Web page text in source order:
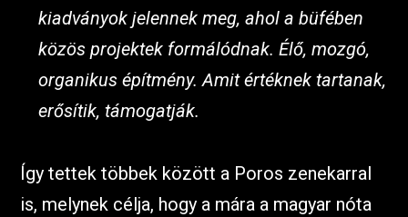
kiadványok jelennek meg, ahol a büfében
közös projektek formálódnak. Élő, mozgó,
organikus építmény. Amit értéknek tartanak,
erősítik, támogatják.
Így tettek többek között a Poros zenekarral
is, melynek célja, hogy a mára a magyar nóta